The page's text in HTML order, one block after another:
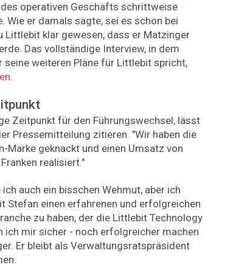
operativen Geschäfts schrittweise
Wie er damals sagte, sei es schon bei
Littlebit klar gewesen, dass er Matzinger
Das vollständige Interview, in dem
seine weiteren Pläne für Littlebit spricht,
.
Zeitpunkt für den Führungswechsel, lässt
Pressemitteilung zitieren. "Wir haben die
Marke geknackt und einen Umsatz von
realisiert."
auch ein bisschen Wehmut, aber ich
Stefan einen erfahrenen und erfolgreichen
zu haben, der die Littlebit Technology
ich mir sicher - noch erfolgreicher machen
Er bleibt als Verwaltungsratspräsident